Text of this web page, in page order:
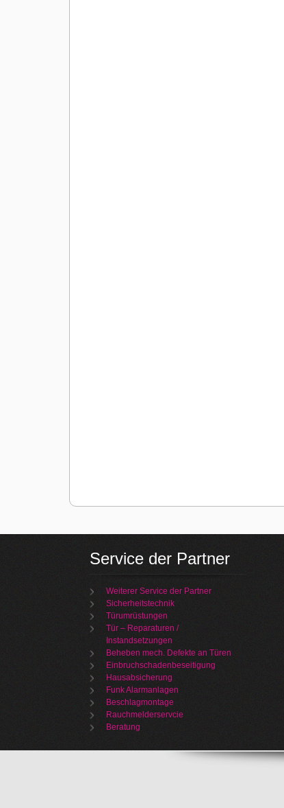
Service der Partner
Weiterer Service der Partner
Sicherheitstechnik
Türumrüstungen
Tür – Reparaturen /
Instandsetzungen
Beheben mech. Defekte an Türen
Einbruchschadenbeseitigung
Hausabsicherung
Funk Alarmanlagen
Beschlagmontage
Rauchmelderservcie
Beratung